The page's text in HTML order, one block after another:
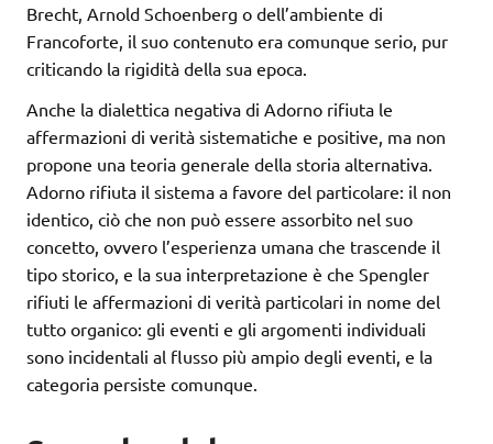
Brecht, Arnold Schoenberg o dell’ambiente di
Francoforte, il suo contenuto era comunque serio, pur
criticando la rigidità della sua epoca.
Anche la dialettica negativa di Adorno rifiuta le
affermazioni di verità sistematiche e positive, ma non
propone una teoria generale della storia alternativa.
Adorno rifiuta il sistema a favore del particolare: il non
identico, ciò che non può essere assorbito nel suo
concetto, ovvero l’esperienza umana che trascende il
tipo storico, e la sua interpretazione è che Spengler
rifiuti le affermazioni di verità particolari in nome del
tutto organico: gli eventi e gli argomenti individuali
sono incidentali al flusso più ampio degli eventi, e la
categoria persiste comunque.